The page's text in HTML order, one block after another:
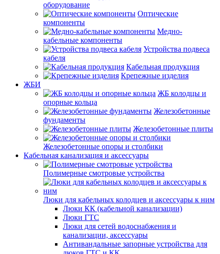
оборудование
Оптические
компоненты
Медно-
кабельные компоненты
Устройства подвеса
кабеля
Кабельная продукция
Крепежные изделия
ЖБИ
ЖБ колодцы и
опорные кольца
Железобетонные
фундаменты
Железобетонные плиты
Железобетонные опоры и столбики
Кабельная канализация и аксессуары
Полимерные смотровые устройства
Люки для кабельных колодцев и аксессуары к ним
Люки КК (кабельной канализации)
Люки ГТС
Люки для сетей водоснабжения и
канализации, аксессуары
Антивандальные запорные устройства для